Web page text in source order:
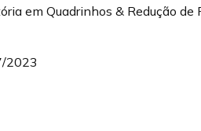
em Quadrinhos & Redução de
2023